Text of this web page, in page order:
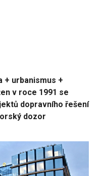
+ urbanismus +
v roce 1991 se
dopravního řešení
dozor